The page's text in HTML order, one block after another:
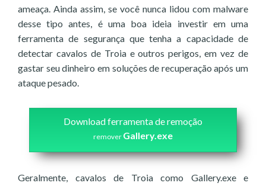
ameaça. Ainda assim, se você nunca lidou com malware
desse tipo antes, é uma boa ideia investir em uma
ferramenta de segurança que tenha a capacidade de
detectar cavalos de Troia e outros perigos, em vez de
gastar seu dinheiro em soluções de recuperação após um
ataque pesado.
Download ferramenta de remoção
remover Gallery.exe
Geralmente, cavalos de Troia como Gallery.exe e